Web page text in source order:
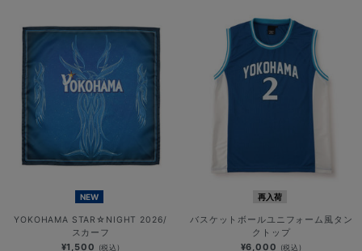
NEW
YOKOHAMA STAR☆NIGHT 2026/
スカーフ
¥1,500 (税込)
再入荷
バスケットボールユニフォーム風タン
クトップ
¥6,000 (税込)